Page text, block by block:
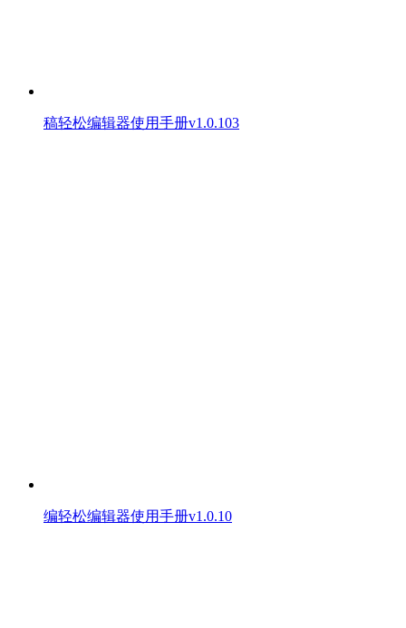
稿轻松编辑器使用手册v1.0.103
编轻松编辑器使用手册v1.0.10